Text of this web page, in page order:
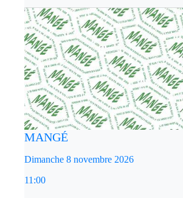
MANGÉ
Dimanche 8 novembre 2026
11:00